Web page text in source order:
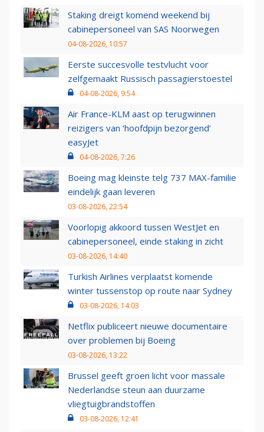
Staking dreigt komend weekend bij
cabinepersoneel van SAS Noorwegen
04-08-2026, 10:57
Eerste succesvolle testvlucht voor
zelfgemaakt Russisch passagierstoestel
04-08-2026, 9:54
Air France-KLM aast op terugwinnen
reizigers van ‘hoofdpijn bezorgend’
easyJet
04-08-2026, 7:26
Boeing mag kleinste telg 737 MAX-familie
eindelijk gaan leveren
03-08-2026, 22:54
Voorlopig akkoord tussen WestJet en
cabinepersoneel, einde staking in zicht
03-08-2026, 14:40
Turkish Airlines verplaatst komende
winter tussenstop op route naar Sydney
03-08-2026, 14:03
Netflix publiceert nieuwe documentaire
over problemen bij Boeing
03-08-2026, 13:22
Brussel geeft groen licht voor massale
Nederlandse steun aan duurzame
vliegtuigbrandstoffen
03-08-2026, 12:41